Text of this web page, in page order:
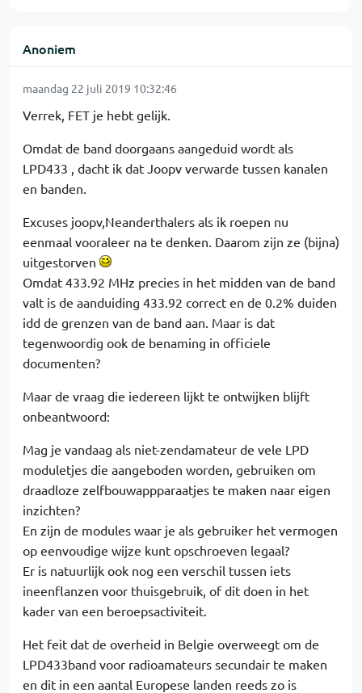
Anoniem
maandag 22 juli 2019 10:32:46
Verrek, FET je hebt gelijk.
Omdat de band doorgaans aangeduid wordt als
LPD433 , dacht ik dat Joopv verwarde tussen kanalen
en banden.
Excuses joopv,Neanderthalers als ik roepen nu
eenmaal vooraleer na te denken. Daarom zijn ze (bijna)
uitgestorven
Omdat 433.92 MHz precies in het midden van de band
valt is de aanduiding 433.92 correct en de 0.2% duiden
idd de grenzen van de band aan. Maar is dat
tegenwoordig ook de benaming in officiele
documenten?
Maar de vraag die iedereen lijkt te ontwijken blijft
onbeantwoord:
Mag je vandaag als niet-zendamateur de vele LPD
moduletjes die aangeboden worden, gebruiken om
draadloze zelfbouwappparaatjes te maken naar eigen
inzichten?
En zijn de modules waar je als gebruiker het vermogen
op eenvoudige wijze kunt opschroeven legaal?
Er is natuurlijk ook nog een verschil tussen iets
ineenflanzen voor thuisgebruik, of dit doen in het
kader van een beroepsactiviteit.
Het feit dat de overheid in Belgie overweegt om de
LPD433band voor radioamateurs secundair te maken
en dit in een aantal Europese landen reeds zo is